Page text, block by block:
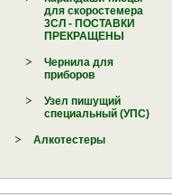
для скоростемера
3СЛ - ПОСТАВКИ
ПРЕКРАЩЕНЫ
Чернила для
приборов
Узел пишущий
специальный (УПС)
Алкотестеры